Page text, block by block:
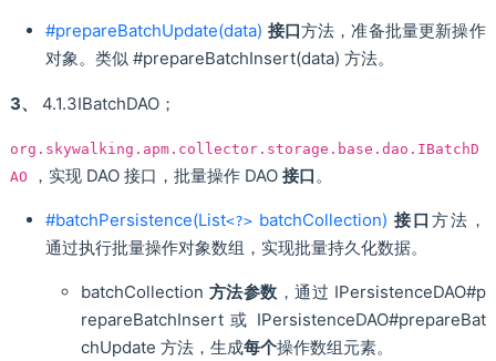
#prepareBatchUpdate(data) 接口方法，准备批量更新操作
对象。类似 #prepareBatchInsert(data) 方法。
3、 4.1.3IBatchDAO；
org.skywalking.apm.collector.storage.base.dao.IBatchD
AO
，实现 DAO 接口，批量操作 DAO接口。
#batchPersistence(List<?> batchCollection) 接口 方法，
通过执行批量操作对象数组，实现批量持久化数据。
batchCollection 方法参数 ，通过 IPersistenceDAO#p
repareBatchInsert 或 IPersistenceDAO#prepareBat
chUpdate 方法，生成每个操作数组元素。